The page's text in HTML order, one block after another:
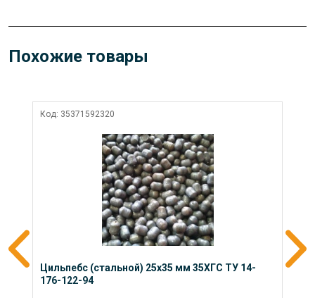
Похожие товары
Код: 35371592320
Цильпебс (стальной) 25x35 мм 35ХГС ТУ 14-
176-122-94